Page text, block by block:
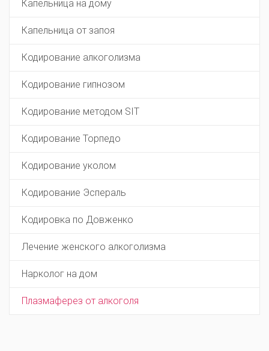
Капельница на дому
Капельница от запоя
Кодирование алкоголизма
Кодирование гипнозом
Кодирование методом SIT
Кодирование Торпедо
Кодирование уколом
Кодирование Эспераль
Кодировка по Довженко
Лечение женского алкоголизма
Нарколог на дом
Плазмаферез от алкоголя